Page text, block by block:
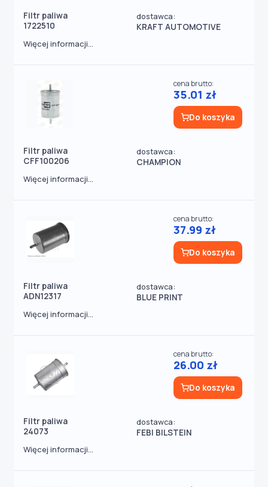
Filtr paliwa
1722510
dostawca:
KRAFT AUTOMOTIVE
Więcej informacji...
Filtr paliwa
CFF100206
dostawca:
CHAMPION
cena brutto:
35.01 zł
Do koszyka
Więcej informacji...
Filtr paliwa
ADN12317
dostawca:
BLUE PRINT
cena brutto:
37.99 zł
Do koszyka
Więcej informacji...
Filtr paliwa
24073
dostawca:
FEBI BILSTEIN
cena brutto:
26.00 zł
Do koszyka
Więcej informacji...